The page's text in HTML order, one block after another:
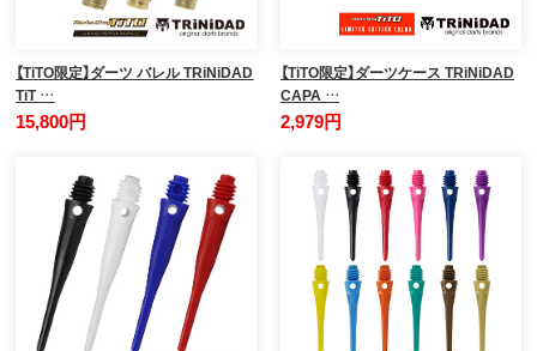
【TiTO限定】ダーツ バレル TRiNiDAD
TiT …
15,800円
【TiTO限定】ダーツケース TRiNiDAD
CAPA …
2,979円